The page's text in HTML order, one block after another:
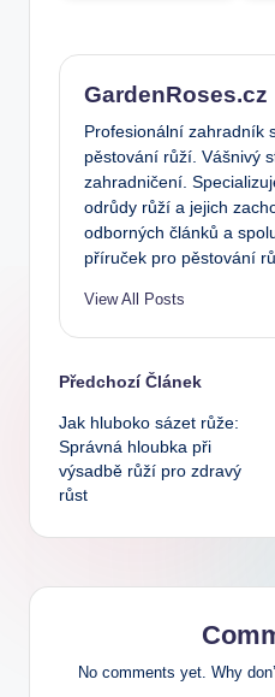
GardenRoses.cz
Profesionální zahradník
pěstování růží. Vášnivý
zahradničení.
odrůdy růží a jejich
odborných článků a
příruček pro pěstování
View All Posts
Post
navigation
Předchozí Článek
Jak hluboko sázet růže:
Správná hloubka při
výsadbě růží pro zdravý
růst
No comments yet. Why